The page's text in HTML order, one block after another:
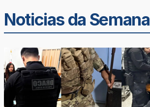
Noticias da Semana